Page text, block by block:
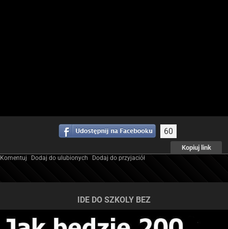
60
Kopiuj link
Komentuj Dodaj do ulubionych Dodaj do przyjaciół
IDE DO SZKOLY BEZ